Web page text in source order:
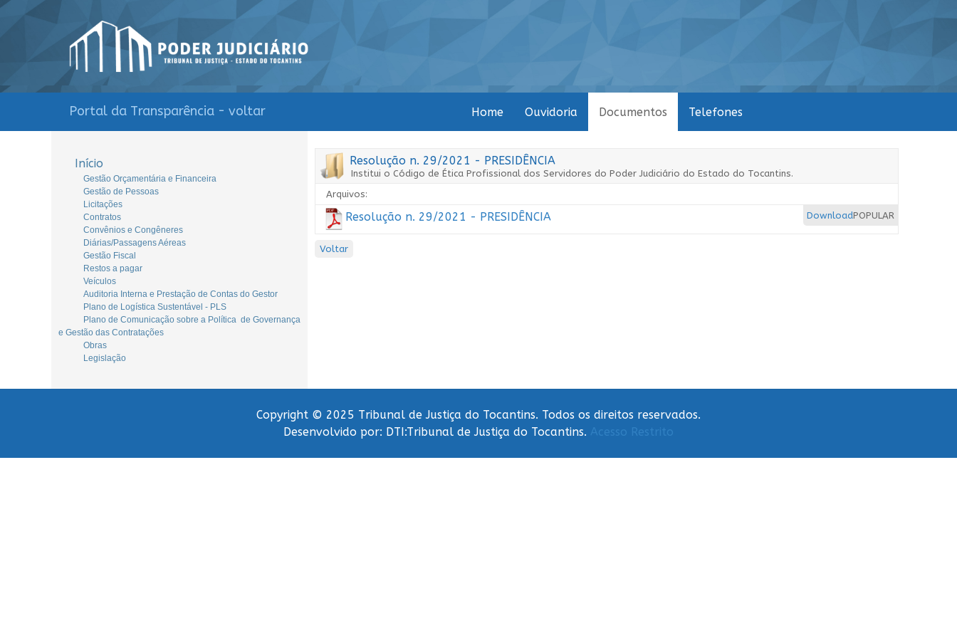
Portal da Transparência - voltar Home Ouvidoria Documentos Telefones
Início
Gestão Orçamentária e Financeira
Gestão de Pessoas
Licitações
Contratos
Convênios e Congêneres
Diárias/Passagens Aéreas
Gestão Fiscal
Restos a pagar
Veículos
Auditoria Interna e Prestação de Contas do Gestor
Plano de Logística Sustentável - PLS
Plano de Comunicação sobre a Política de Governança
e Gestão das Contratações
Obras
Legislação
Resolução n. 29/2021 - PRESIDÊNCIA
Institui o Código de Ética Profissional dos Servidores do Poder Judiciário do Estado do Tocantins.
Arquivos:
POPULAR
Download
Resolução n. 29/2021 - PRESIDÊNCIA
Voltar
Copyright © 2025 Tribunal de Justiça do Tocantins. Todos os direitos reservados.
Desenvolvido por: DTI:Tribunal de Justiça do Tocantins.